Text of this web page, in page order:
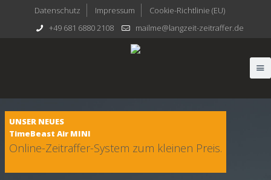
Datenschutz Impressum
Cookie-Richtlinie (EU)
+49 681 6880 2108
mailme@langzeit-zeitraffer.de
UNSER NEUES
TimeBeast Air MINI
Online-Zeitraffer-System zum kleinen Preis.